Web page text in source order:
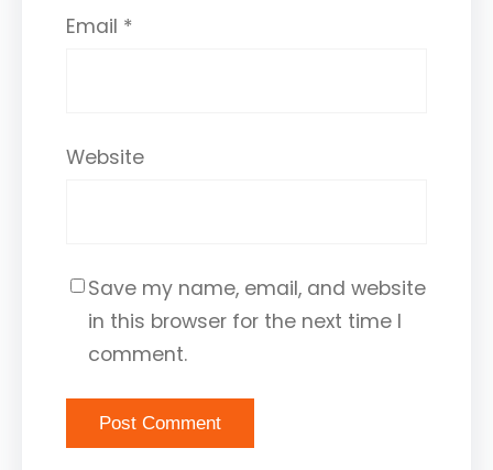
Email *
Website
Save my name, email, and website
in this browser for the next time I
comment.